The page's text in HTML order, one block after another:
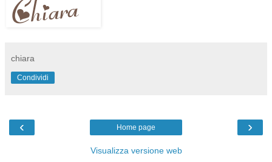
chiara
Condividi
‹ ›
Home page
Visualizza versione web